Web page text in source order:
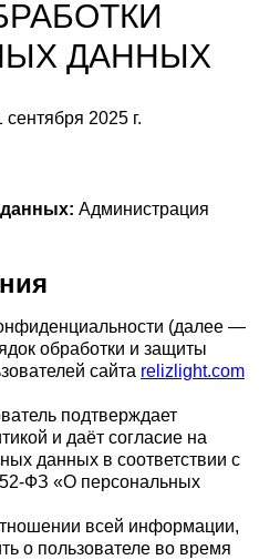
ДАННЫХ
сентября 2025 г.
Администрация
(далее —
обработки и защиты
сайта relizlight.com
подтверждает
и даёт согласие на
данных в соответствии с
ФЗ «О персональных
всей информации,
о пользователе во время